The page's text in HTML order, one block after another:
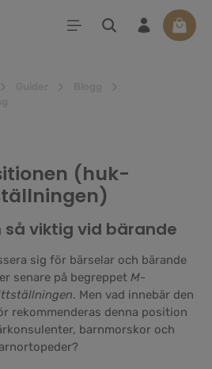
(huk-
så viktig vid bärande
sig för bärselar och bärande
senare på begreppet M-
. Men vad innebär den
rekommenderas denna position
barnmorskor och